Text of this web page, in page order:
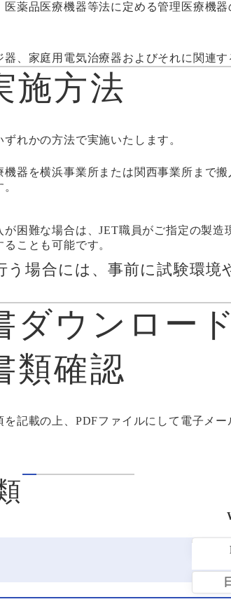
医薬品医療機器等法に定める管理医療機器
器、家庭用電気治療器およびそれに関連す
施方法
れかの方法で実施いたします。
機器を横浜事業所または関西事業所まで
が困難な場合は、JET職員がご指定の製造
ことも可能です。
う場合には、事前に試験環境
ダウンロード
類確認
を記載の上、PDFファイルにして電子メー